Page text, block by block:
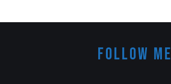
FOLLOW ME